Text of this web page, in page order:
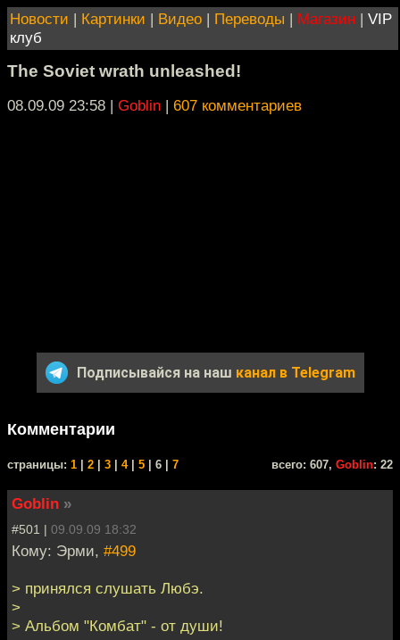
Новости | Картинки | Видео | Переводы | Магазин | VIP
клуб
The Soviet wrath unleashed!
08.09.09 23:58 | Goblin | 607 комментариев
Подписывайся на наш канал в Telegram
Комментарии
cтраницы: 1 2 3 4| 5 | 6 | 7 всего: 607, Goblin: 22
Goblin »
#501 | 09.09.09 18:32
Кому: Эрми, #499
> принялся слушать Любэ.
>
> Альбом "Комбат" - от души!